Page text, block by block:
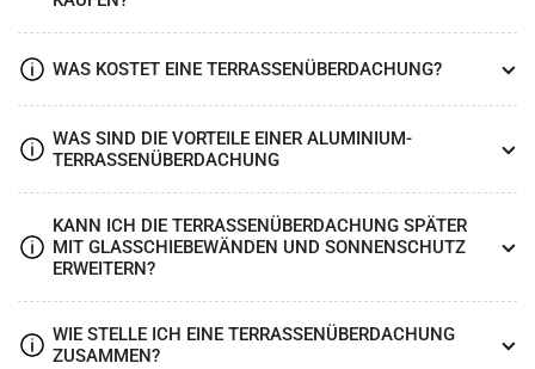
WAS KOSTET EINE TERRASSENÜBERDACHUNG?
WAS SIND DIE VORTEILE EINER ALUMINIUM-
TERRASSENÜBERDACHUNG
KANN ICH DIE TERRASSENÜBERDACHUNG SPÄTER
MIT GLASSCHIEBEWÄNDEN UND SONNENSCHUTZ
ERWEITERN?
WIE STELLE ICH EINE TERRASSENÜBERDACHUNG
ZUSAMMEN?